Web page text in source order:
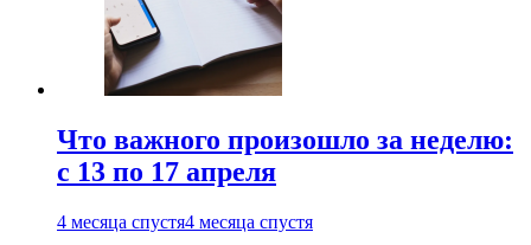
Что важного произошло за неделю:
с 13 по 17 апреля
4 месяца спустя4 месяца спустя